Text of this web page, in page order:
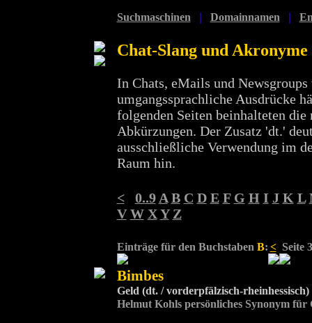
Suchmaschinen | Domainnamen |
Chat-Slang und Akronyme
In Chats, eMails und Newsgroups
umgangssprachliche Ausdrücke
folgenden Seiten beinhalteten die
Abkürzungen. Der Zusatz 'dt.'
ausschließliche Verwendung im
Raum hin.
< 0..9 A B C D E F G H I J K L
V W X Y Z
Einträge für den Buchstaben B: < Seite
Bimbes
Geld (dt. / vorderpfälzisch-rheinhessisch)
Helmut Kohls persönliches Synonym für